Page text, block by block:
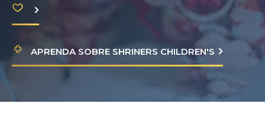
APRENDA SOBRE SHRINERS CHILDREN'S